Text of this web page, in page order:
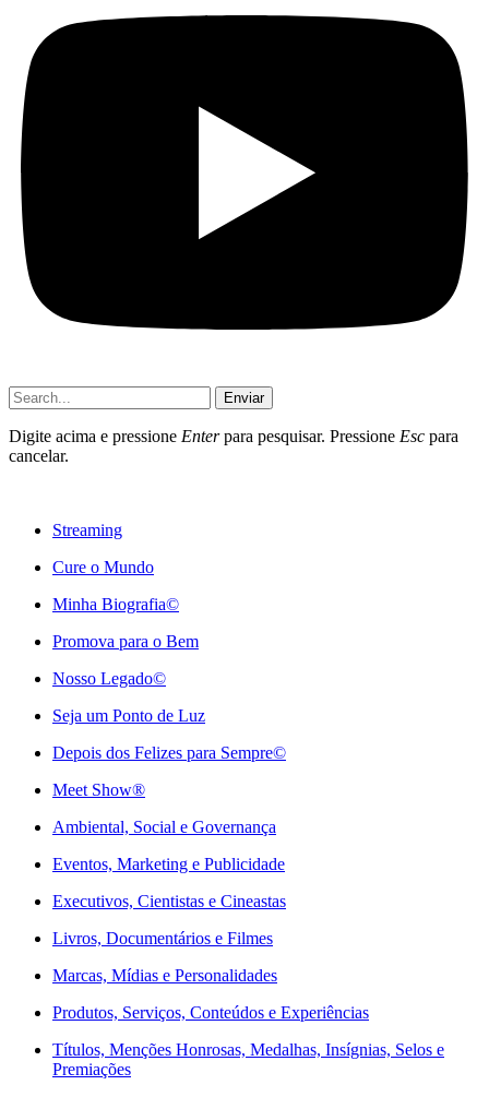
Enviar
Digite acima e pressione Enterpara pesquisar. Pressione Esc para
cancelar.
Streaming
Cure o Mundo
Minha Biografia©
Promova para o Bem
Nosso Legado©
Seja um Ponto de Luz
Depois dos Felizes para Sempre©️
Meet Show®
Ambiental, Social e Governança
Eventos, Marketing e Publicidade
Executivos, Cientistas e Cineastas
⁠Livros, Documentários e Filmes
Marcas, Mídias e Personalidades
⁠Produtos, Serviços, Conteúdos e Experiências
Títulos, Menções Honrosas, Medalhas, Insígnias, Selos e
Premiações